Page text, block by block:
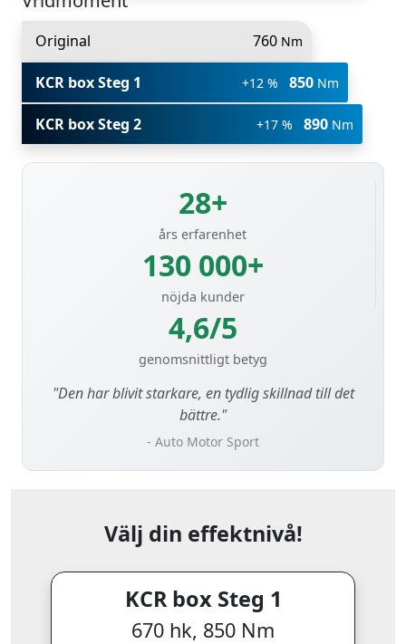
Original 760 Nm
KCR box Steg 1 +12 % 850 Nm
KCR box Steg 2 +17 % 890 Nm
28+
års erfarenhet
130 000+
nöjda kunder
4,6/5
genomsnittligt betyg
"Den har blivit starkare, en tydlig skillnad till det
bättre."
- Auto Motor Sport
Välj din effektnivå!
KCR box Steg 1
670 hk, 850 Nm